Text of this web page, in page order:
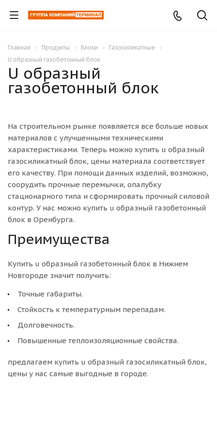
Главная Продукты Блоки
Газосиликатные
U образный газобетонный блок
U образный
газобетонный блок
На строительном рынке появляется все больше новых
материалов с улучшенными техническими
характеристиками. Теперь можно купить u образный
газосиликатный блок, цены материала соответствует
его качеству. При помощи данных изделий, возможно,
соорудить прочные перемычки, опалубку
стационарного типа и сформировать прочный силовой
контур. У нас можно купить u образный газобетонный
блок в Оренбурга.
Преимущества
Купить u образный газобетонный блок в Нижнем
Новгороде значит получить:
Точные габариты.
Стойкость к температурным перепадам.
Долговечность.
Повышенные теплоизоляционные свойства.
предлагаем купить u образный газосиликатный блок,
цены у нас самые выгодные в городе.